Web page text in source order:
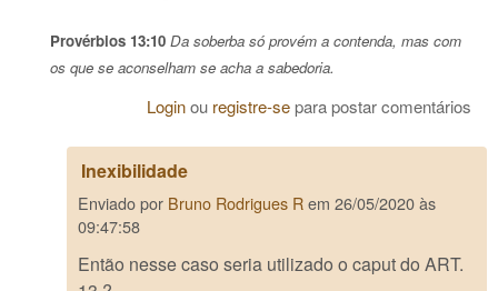
Provérbios 13:10 Da soberba só provém a contenda, mas com
os que se aconselham se acha a sabedoria.
Loginou registre-separa postar comentários
Inexibilidade
Enviado por Bruno Rodrigues Rem 26/05/2020 às
09:47:58
Então nesse caso seria utilizado o caput do ART.